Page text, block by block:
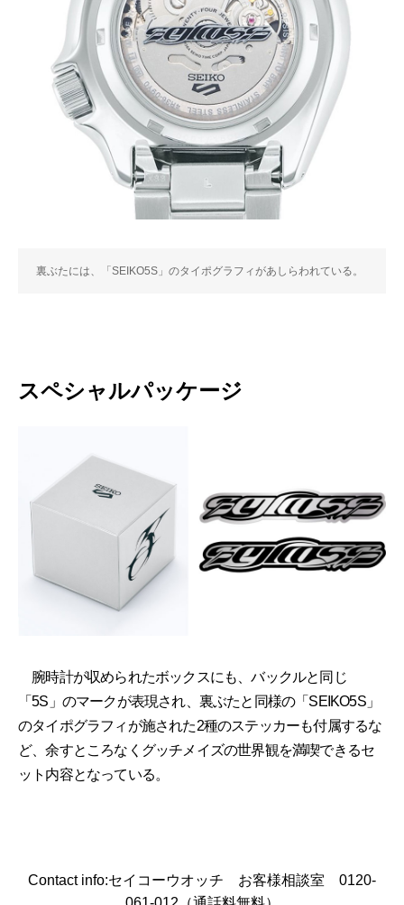
裏ぶたには、「SEIKO5S」のタイポグラフィがあしらわれている。
スペシャルパッケージ
腕時計が収められたボックスにも、バックルと同じ
「5S」のマークが表現され、裏ぶたと同様の「SEIKO5S」
のタイポグラフィが施された2種のステッカーも付属するな
ど、余すところなくグッチメイズの世界観を満喫できるセ
ット内容となっている。
Contact info:セイコーウオッチ お客様相談室 0120-